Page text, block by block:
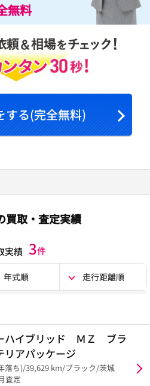
無料
する(完全無料)
買取・査定実績
実績 3件
年式順 走行距離順
ハイブリッド ＭＺ ブラ
リアパッケージ
落ち)/39,629 km/ブラック/茨城
査定